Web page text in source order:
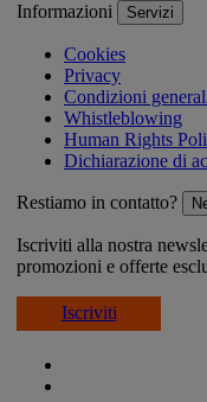
Informazioni Servizi
Cookies
Privacy
Condizioni
Whistleblowing
Human Rights
Dichiarazione di
Restiamo in contatto?
Iscriviti alla nostra
promozioni e offerte
Iscriviti